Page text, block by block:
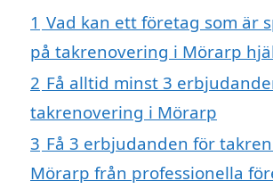
1 Vad kan ett företag som är
på takrenovering i Mörarp
2 Få alltid minst 3
takrenovering i Mörarp
3 Få 3 erbjudanden för
Mörarp från professionella